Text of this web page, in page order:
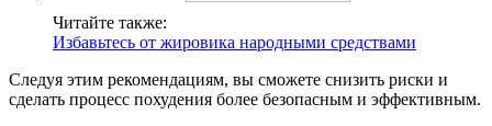
Читайте также:
Избавьтесь от жировика народными средствами
Следуя этим рекомендациям, вы сможете снизить риски и
сделать процесс похудения более безопасным и эффективным.